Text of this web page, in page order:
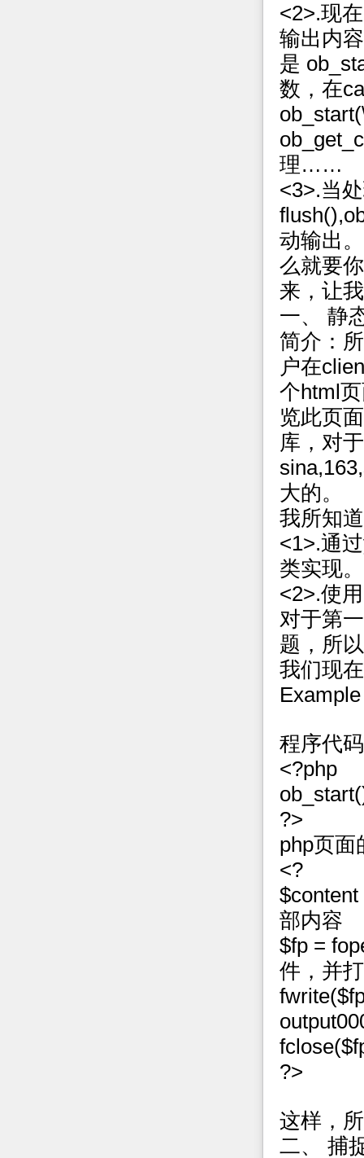
<2>.现
输出内
是
数，在
理……
<3>.当
动输出
么就要
来，让
一、 静
简介：
户在
个html
览此页
库，对
大的。
我所知
<1>.通
类实现。
<2>.使
对于第
题，所
我们现
程序代
<?php
?>
php页面
<?
部内容
$fp =
件，并
?>
这样，
二、 捕